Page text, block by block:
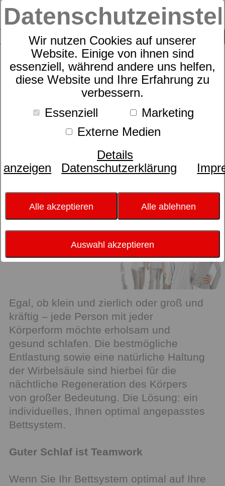
Wir nutzen Cookies auf unserer
Website. Einige von ihnen sind
essenziell, während andere uns helfen,
diese Website und Ihre Erfahrung zu
verbessern.
Essenziell
Marketing
Externe Medien
Details
anzeigen
Datenschutzerklärung
Alle akzeptieren Alle ablehnen
Auswahl akzeptieren
SUCHE
0
Suche nach
Schlafexperten-Tipps:
Schlafwissen für
erholsame Nächte
Kategorie:Allgemeines Gesundheit & Fitness Matratzen
Produkte
Erholsame Nachtruhe für alle
Gewichtsklassen
Egal, ob klein und zierlich oder groß und
kräftig – jede Person mit jeder
Körperform möchte erholsam und
gesund schlafen. Die bestmögliche
Entlastung sowie eine natürliche Haltung
der Wirbelsäule sind hierbei für die
nächtliche Regeneration des Körpers
von großer Bedeutung. Die Lösung: ein
individuelles, Ihnen optimal angepasstes
Bettsystem.
Guter Schlaf ist Teamwork
Wenn Sie Ihr Bettsystem optimal auf Ihre